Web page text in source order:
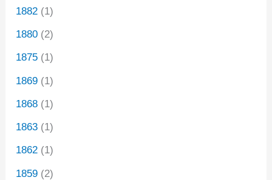
1882 (1)
1880 (2)
1875 (1)
1869 (1)
1868 (1)
1863 (1)
1862 (1)
1859 (2)